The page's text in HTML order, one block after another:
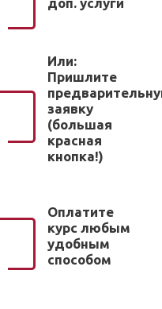
доп. услуги
Или:
Пришлите
заявку
(большая
красная
кнопка!)
Оплатите
курс любым
удобным
способом